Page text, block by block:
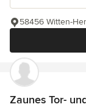
58456 Witten-
Zaunes Tor-